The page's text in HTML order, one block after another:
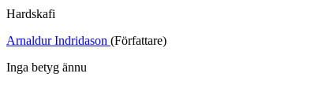
Hardskafi
Arnaldur Indridason (Författare)
Inga betyg ännu